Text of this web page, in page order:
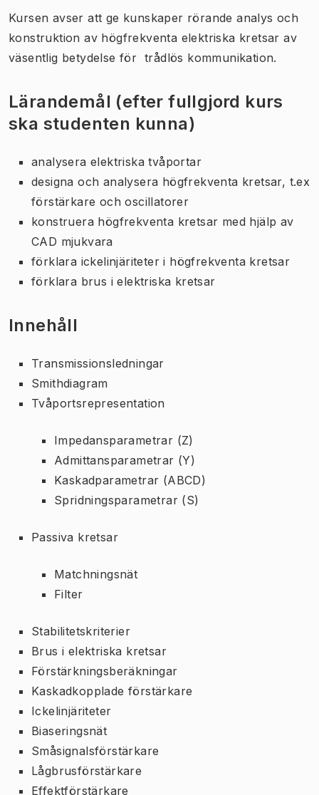
Kursen avser att ge kunskaper rörande analys och
konstruktion av högfrekventa elektriska kretsar av
väsentlig betydelse för trådlös kommunikation.
Lärandemål (efter fullgjord kurs
ska studenten kunna)
analysera elektriska tvåportar
designa och analysera högfrekventa kretsar, t.ex
förstärkare och oscillatorer
konstruera högfrekventa kretsar med hjälp av
CAD mjukvara
förklara ickelinjäriteter i högfrekventa kretsar
förklara brus i elektriska kretsar
Innehåll
Transmissionsledningar
Smithdiagram
Tvåportsrepresentation
Impedansparametrar (Z)
Admittansparametrar (Y)
Kaskadparametrar (ABCD)
Spridningsparametrar (S)
Passiva kretsar
Matchningsnät
Filter
Stabilitetskriterier
Brus i elektriska kretsar
Förstärkningsberäkningar
Kaskadkopplade förstärkare
Ickelinjäriteter
Biaseringsnät
Småsignalsförstärkare
Lågbrusförstärkare
Effektförstärkare